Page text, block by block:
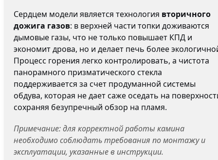
Сердцем модели является технология вторичного
дожига газов: в верхней части топки доживаются
дымовые газы, что не только повышает КПД и
экономит дрова, но и делает печь более
Процесс горения легко контролировать, а чистота
панорамного призматического стекла
поддерживается за счет продуманной системы
обдува, которая не дает саже оседать на
сохраняя безупречный обзор на пламя.
Примечание: для корректной работы камина
необходимо соблюдать требования по монтажу и
эксплуатации, указанные в инструкции.